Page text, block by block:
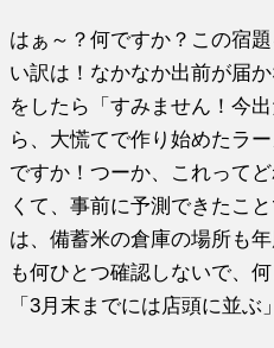
はぁ～？何ですか？この宿
い訳は！なかなか出前が届
をしたら「すみません！今
ら、大慌てで作り始めたラ
ですか！つーか、これって
くて、事前に予測できたこ
は、備蓄米の倉庫の場所も
も何ひとつ確認しないで、
「3月末までには店頭に並ぶ